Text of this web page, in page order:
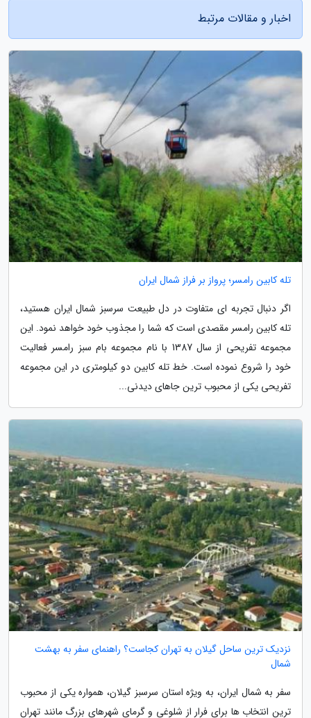
اخبار و مقالات مرتبط
تله کابین رامسر؛ پرواز بر فراز شمال ایران
اگر دنبال تجربه ای متفاوت در دل طبیعت سرسبز شمال ایران هستید،
تله کابین رامسر مقصدی است که شما را مجذوب خود خواهد نمود. این
مجموعه تفریحی از سال 1387 با نام مجموعه بام سبز رامسر فعالیت
خود را شروع نموده است. خط تله کابین دو کیلومتری در این مجموعه
تفریحی یکی از محبوب ترین جاهای دیدنی...
نزدیک ترین ساحل گیلان به تهران کجاست؟ راهنمای سفر به بهشت
شمال
سفر به شمال ایران، به ویژه استان سرسبز گیلان، همواره یکی از محبوب
ترین انتخاب ها برای فرار از شلوغی و گرمای شهرهای بزرگ مانند تهران